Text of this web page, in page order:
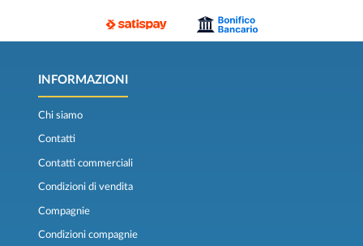
INFORMAZIONI
Chi siamo
Contatti
Contatti commerciali
Condizioni di vendita
Compagnie
Condizioni compagnie